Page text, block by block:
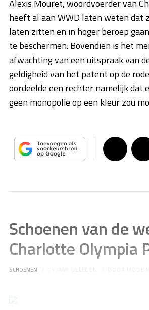
Alexis Mouret, woordvoerder van
heeft al aan WWD laten weten dat
laten zitten en in hoger beroep
te beschermen. Bovendien is het
afwachting van een uitspraak van
geldigheid van het patent op de
oordeelde een rechter namelijk dat
geen monopolie op een kleur zou
Schoenen van de
Charlotte Olympia
SCHOENEN